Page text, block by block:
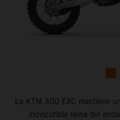
La KTM 300 EXC mantiene
indiscutible reina del